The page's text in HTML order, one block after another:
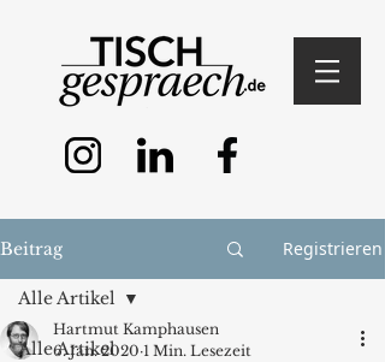
Beitrag Registrieren
Alle Artikel
Alle Artikel
Hartmut Kamphausen
6. Jan. 2020 1 Min. Lesezeit